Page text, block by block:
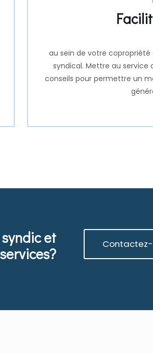
au sein de votre
syndical. Mettre au
conseils pour permettre un
et